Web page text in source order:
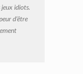
jeux idiots.
d’être